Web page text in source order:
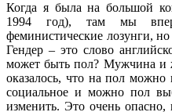
Когда я была на большой
1994 год), там мы
феминистические лозунги,
Гендер – это слово
может быть пол? Мужчина и
оказалось, что на пол можно
социальное и можно пол
изменить. Это очень